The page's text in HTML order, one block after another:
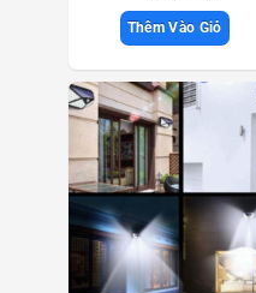
Thêm Vào Giỏ